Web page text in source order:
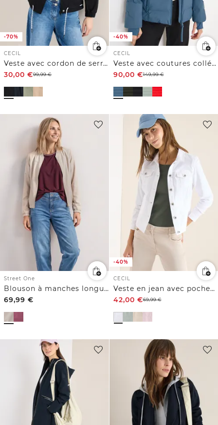
-70%
CECIL
Veste avec cordon de serrage
30,00 €99,99€
-40%
CECIL
Veste avec coutures collées
90,00 €149,99€
Street One
Blouson à manches longues avec fermeture zip
69,99 €
-40%
CECIL
Veste en jean avec poches poitrine et boutons
42,00 €69,99€